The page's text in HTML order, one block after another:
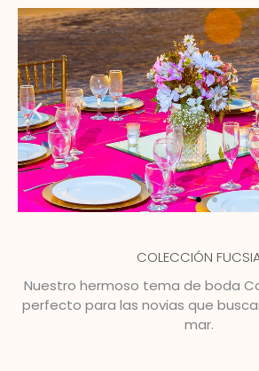
COLECCIÓN
Nuestro hermoso tema de boda
perfecto para las novias que
mar.